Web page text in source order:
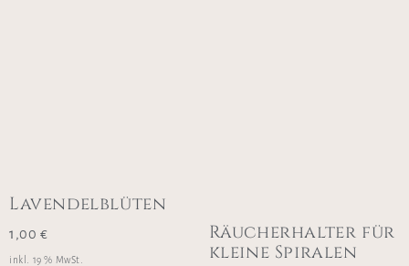
Lavendelblüten
1,00 €
inkl. 19 % MwSt.
Räucherhalter für
kleine Spiralen